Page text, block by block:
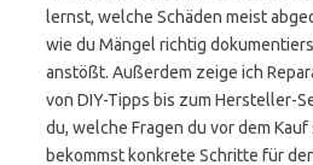
lernst, welche Schäden meist
wie du Mängel richtig
anstößt. Außerdem zeige ich
von DIY-Tipps bis zum Hersteller-
du, welche Fragen du vor dem
bekommst konkrete Schritte für